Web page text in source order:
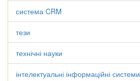
система CRM
тези
технічні науки
інтелектуальні інформаційні системи